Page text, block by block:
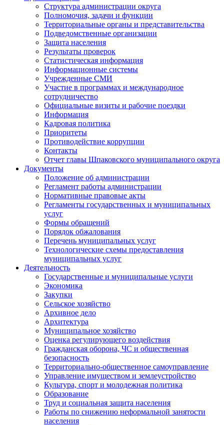
Структура администрации округа
Полномочия, задачи и функции
Территориальные органы и представительства
Подведомственные организации
Защита населения
Результаты проверок
Статистическая информация
Информационные системы
Учрежденные СМИ
Участие в программах и международное
сотрудничество
Официальные визиты и рабочие поездки
Информация
Кадровая политика
Приоритеты
Противодействие коррупции
Контакты
Отчет главы Шпаковского муниципального округа
Документы
Положение об администрации
Регламент работы администрации
Нормативные правовые акты
Регламенты государственных и муниципальных
услуг
Формы обращений
Порядок обжалования
Перечень муниципальных услуг
Технологические схемы предоставления
муниципальных услуг
Деятельность
Государственные и муниципальные услуги
Экономика
Закупки
Сельское хозяйство
Архивное дело
Архитектура
Муниципальное хозяйство
Оценка регулирующего воздействия
Гражданская оборона, ЧС и общественная
безопасность
Территориально-общественное самоуправление
Управление имуществом и землеустройство
Культура, спорт и молодежная политика
Образование
Труд и социальная защита населения
Работы по снижению неформальной занятости
населения